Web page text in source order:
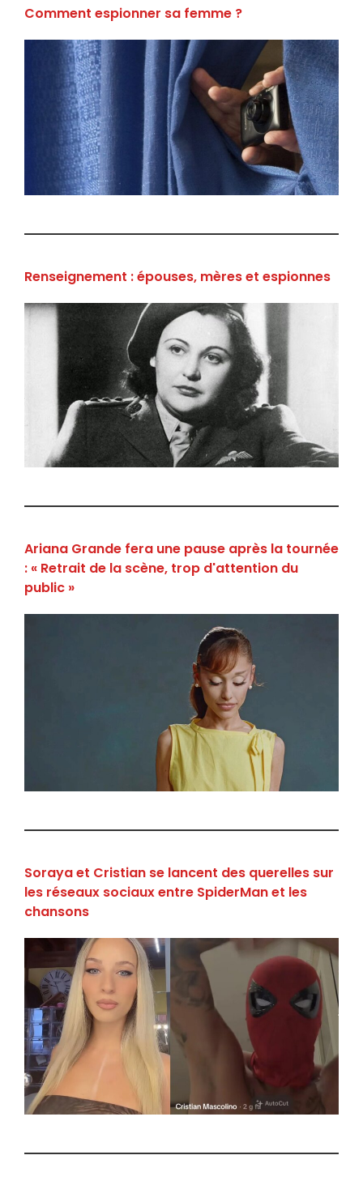
Comment espionner sa femme ?
Renseignement : épouses, mères et espionnes
Ariana Grande fera une pause après la tournée
: « Retrait de la scène, trop d'attention du
public »
Soraya et Cristian se lancent des querelles sur
les réseaux sociaux entre SpiderMan et les
chansons